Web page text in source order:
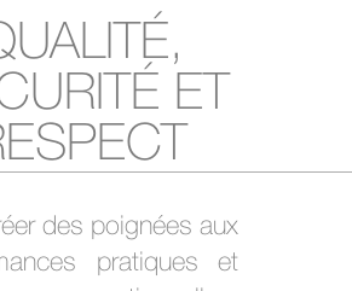
ET
des poignées aux
pratiques et